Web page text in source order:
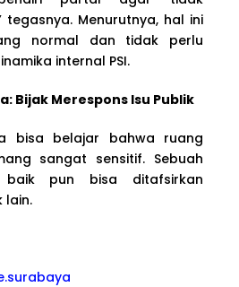
tegasnya. Menurutnya, hal ini
normal dan tidak perlu
internal PSI.
Bijak Merespons Isu Publik
bisa belajar bahwa ruang
sangat sensitif. Sebuah
baik pun bisa ditafsirkan
lain.